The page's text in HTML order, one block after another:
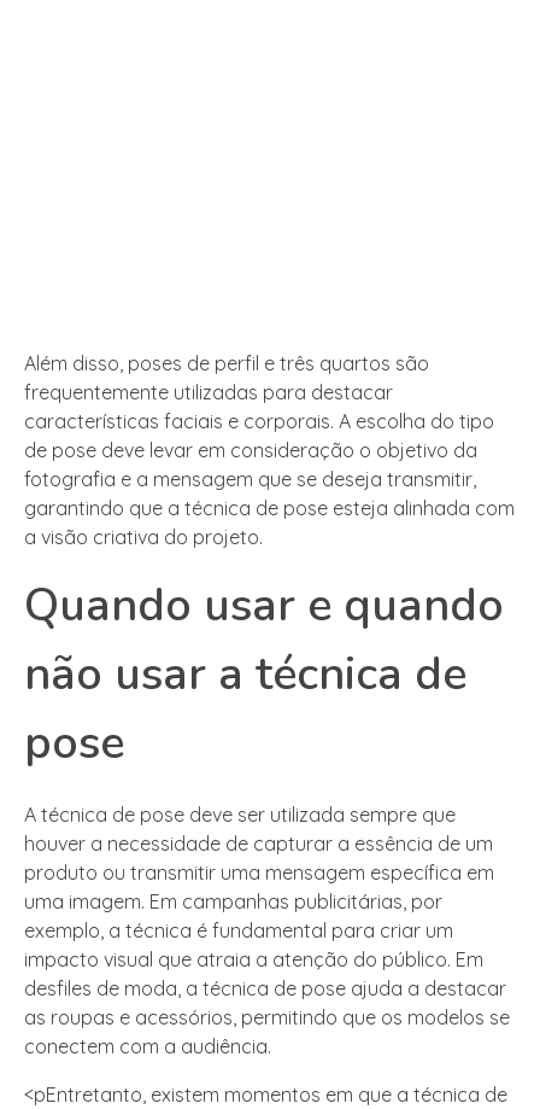
Além disso, poses de perfil e três quartos são
frequentemente utilizadas para destacar
características faciais e corporais. A escolha do tipo
de pose deve levar em consideração o objetivo da
fotografia e a mensagem que se deseja transmitir,
garantindo que a técnica de pose esteja alinhada com
a visão criativa do projeto.
Quando usar e quando
não usar a técnica de
pose
A técnica de pose deve ser utilizada sempre que
houver a necessidade de capturar a essência de um
produto ou transmitir uma mensagem específica em
uma imagem. Em campanhas publicitárias, por
exemplo, a técnica é fundamental para criar um
impacto visual que atraia a atenção do público. Em
desfiles de moda, a técnica de pose ajuda a destacar
as roupas e acessórios, permitindo que os modelos se
conectem com a audiência.
<pEntretanto, existem momentos em que a técnica de